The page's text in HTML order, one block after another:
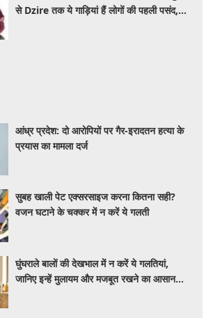
से Dzire तक ये गाड़ियां हैं लोगों की पहली पसंद,
आंध्र प्रदेश: दो आरोपियों पर गैर-इरादतन हत्या के
प्रयास का मामला दर्ज
सुबह खाली पेट एक्सरसाइज करना कितना सही?
वजन घटाने के चक्कर में न करें ये गलती
घुंघराले बालों की देखभाल में न करें ये गलतियां,
जानिए इन्हें मुलायम और मजबूत रखने का आसान